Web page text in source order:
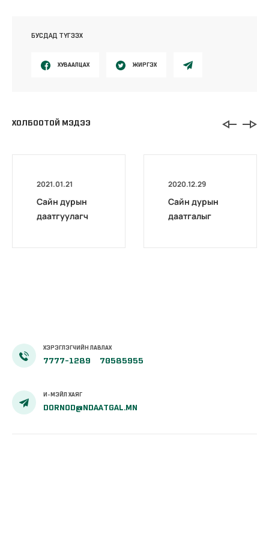
БУСДАД ТҮГЭЭХ
ХУВААЛЦАХ ЖИРГЭХ
ХОЛБООТОЙ МЭДЭЭ
2021.01.21
Сайн дурын
даатгуулагч
2020.12.29
Сайн дурын
даатгалыг
ХЭРЭГЛЭГЧИЙН ЛАВЛАХ
7777-1289 70585955
И-МЭЙЛ ХАЯГ
DORNOD@NDAATGAL.MN